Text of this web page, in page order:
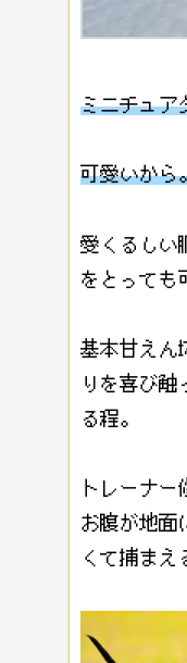
ミニチュア
可愛いから
愛くるしい
をとっても
基本甘えん
りを喜び
る程。
トレーナ
お腹が地面
くて捕ま